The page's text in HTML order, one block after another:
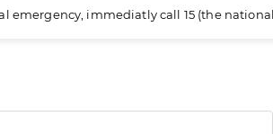
emergency, immediatly call 15 (the